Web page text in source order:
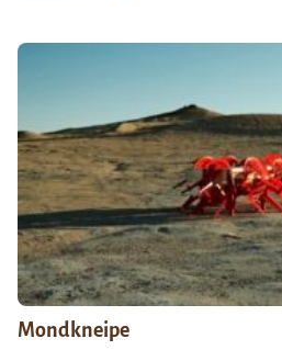
Mondkneipe